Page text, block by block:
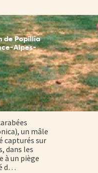
de Popillia
Alpes-
un mâle
capturés sur
dans les
à un piège
d…